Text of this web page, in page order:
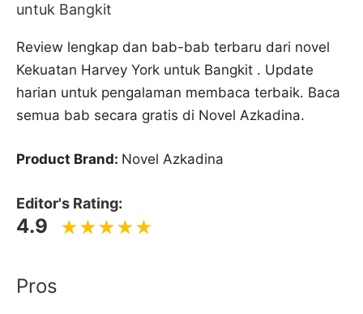
untuk Bangkit
Review lengkap dan bab-bab terbaru dari novel
Kekuatan Harvey York untuk Bangkit . Update
harian untuk pengalaman membaca terbaik. Baca
semua bab secara gratis di Novel Azkadina.
Product Brand: Novel Azkadina
Editor's Rating:
4.9
Pros